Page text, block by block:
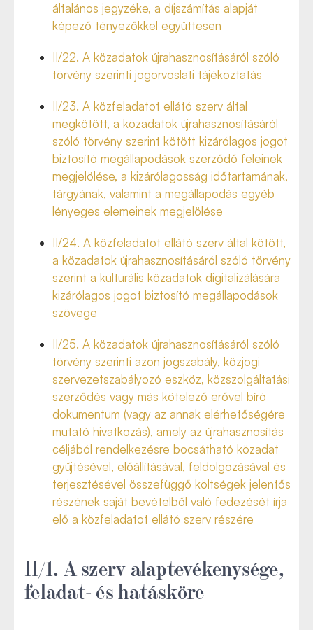
általános jegyzéke, a díjszámítás alapját
képező tényezőkkel együttesen
II/22. A közadatok újrahasznosításáról szóló
törvény szerinti jogorvoslati tájékoztatás
II/23. A közfeladatot ellátó szerv által
megkötött, a közadatok újrahasznosításáról
szóló törvény szerint kötött kizárólagos jogot
biztosító megállapodások szerződő feleinek
megjelölése, a kizárólagosság időtartamának,
tárgyának, valamint a megállapodás egyéb
lényeges elemeinek megjelölése
II/24. A közfeladatot ellátó szerv által kötött,
a közadatok újrahasznosításáról szóló törvény
szerint a kulturális közadatok digitalizálására
kizárólagos jogot biztosító megállapodások
szövege
II/25. A közadatok újrahasznosításáról szóló
törvény szerinti azon jogszabály, közjogi
szervezetszabályozó eszköz, közszolgáltatási
szerződés vagy más kötelező erővel bíró
dokumentum (vagy az annak elérhetőségére
mutató hivatkozás), amely az újrahasznosítás
céljából rendelkezésre bocsátható közadat
gyűjtésével, előállításával, feldolgozásával és
terjesztésével összefüggő költségek jelentős
részének saját bevételből való fedezését írja
elő a közfeladatot ellátó szerv részére
II/1. A szerv alaptevékenysége,
feladat- és hatásköre